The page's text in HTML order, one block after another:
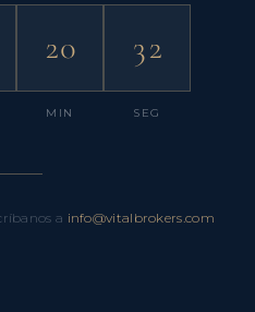
20
MIN
31
SEG
a info@vitalbrokers.com